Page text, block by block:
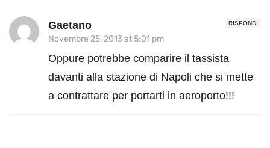
RISPONDI
Gaetano
Novembre 25, 2013 at 5:01 pm
Oppure potrebbe comparire il tassista
davanti alla stazione di Napoli che si mette
a contrattare per portarti in aeroporto!!!